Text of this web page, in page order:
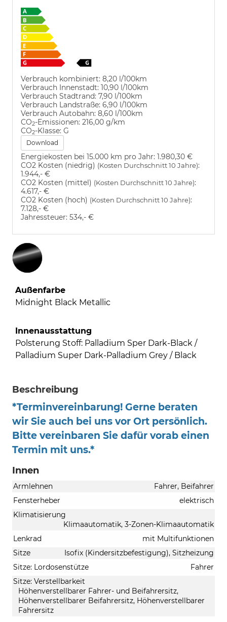
Verbrauch kombiniert: 8,20 l/100km
Verbrauch Innenstadt: 10,90 l/100km
Verbrauch Stadtrand: 7,90 l/100km
Verbrauch Landstraße: 6,90 l/100km
Verbrauch Autobahn: 8,60 l/100km
CO2-Emissionen: 216,00 g/km
CO2-Klasse: G
Download
Energiekosten bei 15.000 km pro Jahr: 1.980,30 €
CO2 Kosten (niedrig) (Kosten Durchschnitt 10 Jahre):
1.944,- €
CO2 Kosten (mittel) (Kosten Durchschnitt 10 Jahre):
4.617,- €
CO2 Kosten (hoch) (Kosten Durchschnitt 10 Jahre):
7.128,- €
Jahressteuer: 534,- €
Außenfarbe
Midnight Black Metallic
Innenausstattung
Polsterung Stoff: Palladium Sper Dark-Black /
Palladium Super Dark-Palladium Grey / Black
Beschreibung
*Terminvereinbarung! Gerne beraten
wir Sie auch bei uns vor Ort persönlich.
Bitte vereinbaren Sie dafür vorab einen
Termin mit uns.*
Innen
Armlehnen
Fahrer, Beifahrer
Fensterheber
elektrisch
Klimatisierung
Klimaautomatik, 3-Zonen-Klimaautomatik
Lenkrad
mit Multifunktionen
Sitze
Isofix (Kindersitzbefestigung), Sitzheizung
Sitze: Lordosenstütze
Fahrer
Sitze: Verstellbarkeit
Höhenverstellbarer Fahrer- und Beifahrersitz,
Höhenverstellbarer Beifahrersitz, Höhenverstellbarer
Fahrersitz